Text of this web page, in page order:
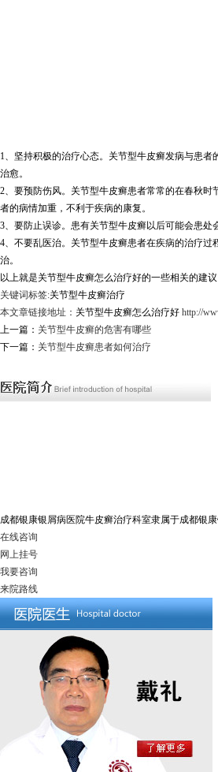
1、坚持积极的治疗心态。关节型牛皮癣发病与患
治愈。
2、要预防伤风。关节型牛皮癣患者常常的在春秋
者的病情加重，不利于疾病的康复。
3、要防止误诊。患有关节型牛皮癣以后可能会患
4、不要乱医治。关节型牛皮癣患者在疾病的治疗
治。
以上就是关节型牛皮癣怎么治疗好的一些相关的建
关键词标签:关节型牛皮癣治疗
本文章链接地址： 关节型牛皮癣怎么治疗好 http://
上一篇： 关节型牛皮癣的危害有哪些
下一篇： 关节型牛皮癣患者如何治疗
成都银康银屑病医院牛皮癣治疗科室隶属于成都银
在线咨询
网上挂号
我要咨询
来院路线